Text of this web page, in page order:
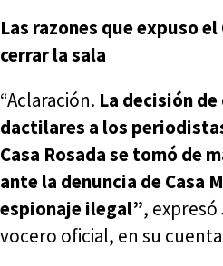
Las razones que expuso
cerrar la sala
“Aclaración. La decisión
dactilares a los
Casa Rosada se tomó de
ante la denuncia de Casa
espionaje ilegal”, expresó
vocero oficial, en su